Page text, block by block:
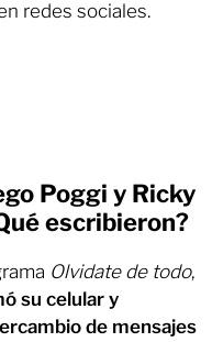
redes sociales.
Poggi y Ricky
escribieron?
Olvidate de todo,
su celular y
de mensajes